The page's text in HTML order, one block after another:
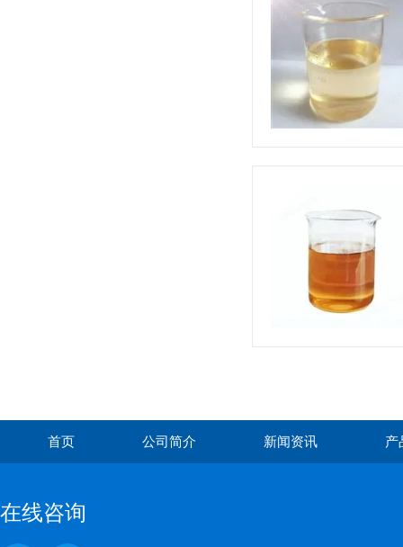
首页 公司简介 新闻资讯 产
在线咨询